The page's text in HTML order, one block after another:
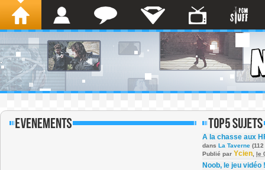
A la chasse aux
dans La Taverne
Publié par Ycien le
Noob, le jeu vidéo !